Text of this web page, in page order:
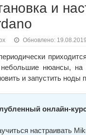
и
Обновлено: 19.08.2019
нюансы, на
и запустить ноды
онлайн-
настраивать